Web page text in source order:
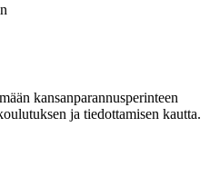
kansanparannusperinteen
ja tiedottamisen kautta.